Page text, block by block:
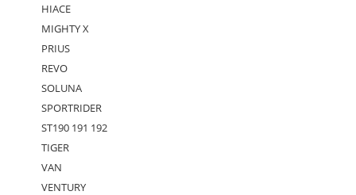
HIACE
MIGHTY X
PRIUS
REVO
SOLUNA
SPORTRIDER
ST190 191 192
TIGER
VAN
VENTURY